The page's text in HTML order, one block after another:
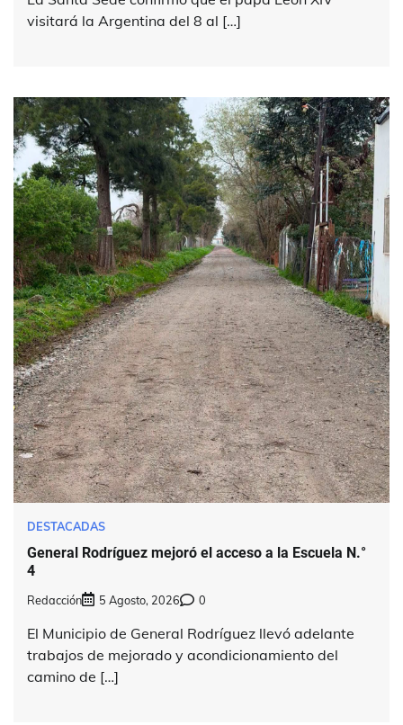
visitará la Argentina del 8 al […]
DESTACADAS
General Rodríguez mejoró el acceso a la Escuela N.°
4
Redacción 5 Agosto, 2026 0
El Municipio de General Rodríguez llevó adelante
trabajos de mejorado y acondicionamiento del
camino de […]